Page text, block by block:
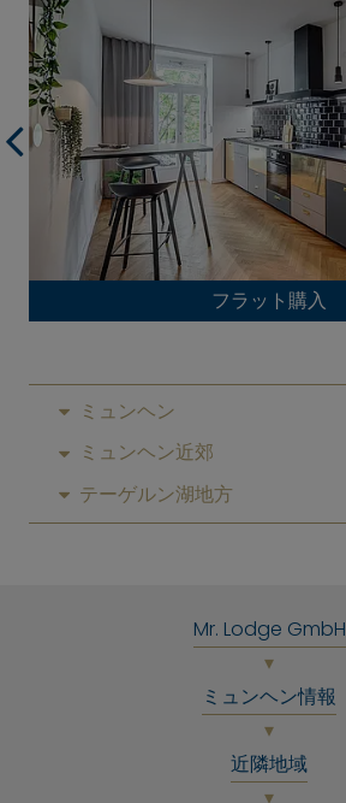
フラット購入
ミュンヘン
ミュンヘン近郊
テーゲルン湖地方
Mr. Lodge GmbH
ミュンヘン情報
近隣地域